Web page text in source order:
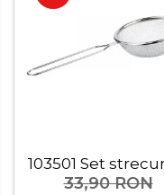
Menaj
Pahare si cani
Tacamuri
103501 Set
33,90 RON